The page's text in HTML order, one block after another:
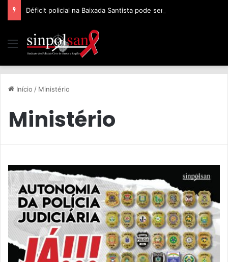
Início / Ministério
Ministério